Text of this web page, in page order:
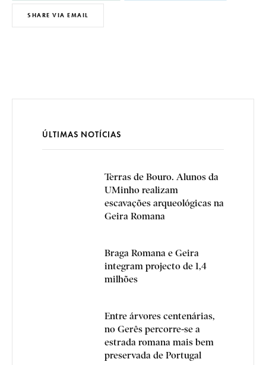
SHARE VIA EMAIL
ÚLTIMAS NOTÍCIAS
Terras de Bouro. Alunos da
UMinho realizam
escavações arqueológicas na
Geira Romana
Braga Romana e Geira
integram projecto de 1,4
milhões
Entre árvores centenárias,
no Gerês percorre-se a
estrada romana mais bem
preservada de Portugal